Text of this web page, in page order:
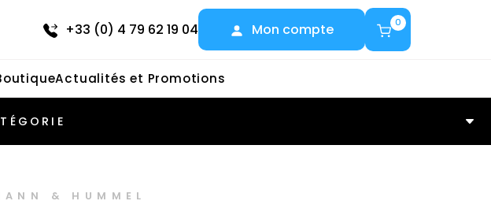
+33 (0) 4 79 62 19 04 Mon compte 0
Actualités et Promotions
& HUMMEL